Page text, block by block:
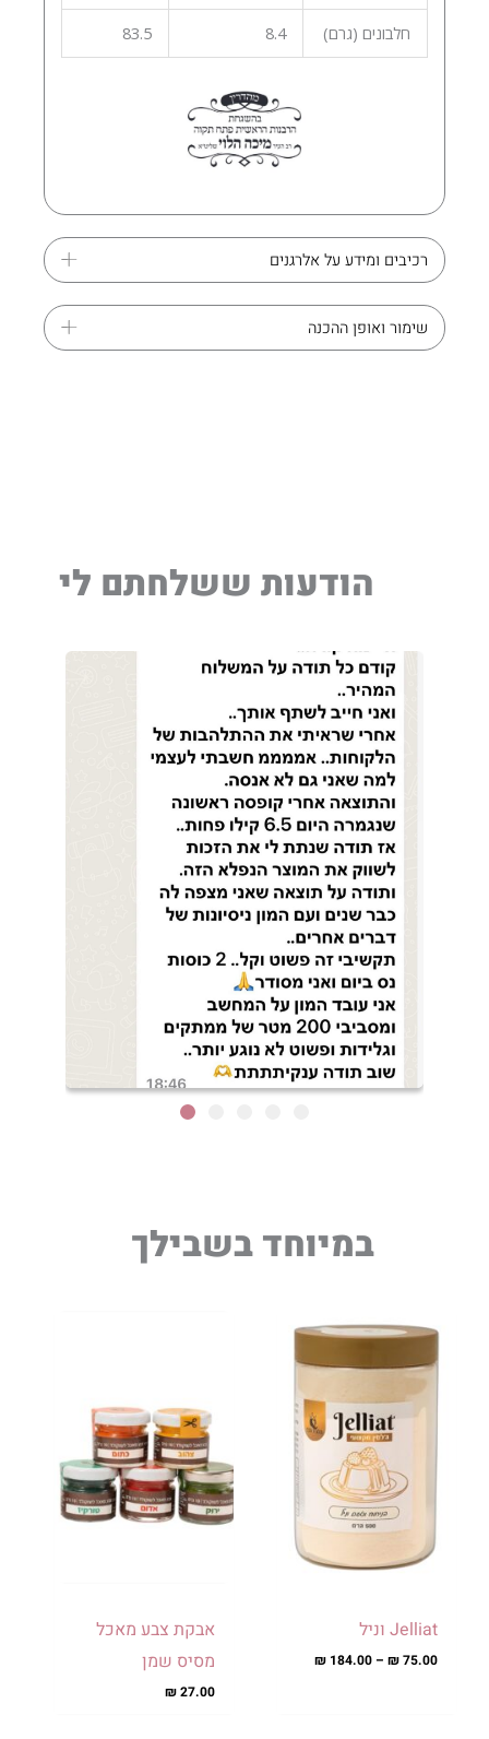
חלבונים (גרם) 8.4
83.5
רכיבים ומידע על אלרגנים
שימור ואופן ההכנה
הודעות ששלחתם לי
במיוחד בשבילך
Jelliat וניל
75.00
₪
–
184.00
₪
טווח
עד
⁦184.00 ₪⁩
למוצר
יש
מספר
לבחור
האפשרויות
בעמוד
המוצר
אבקת צבע מאכל
מסיס שמן
27.00
₪
סוגים.
ניתן
לבחור
את
האפשרויות